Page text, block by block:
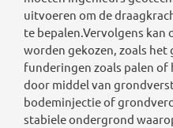
uitvoeren om de
te bepalen.Vervolgens
worden gekozen, zoals het
funderingen zoals palen of
door middel van
bodeminjectie of
stabiele ondergrond